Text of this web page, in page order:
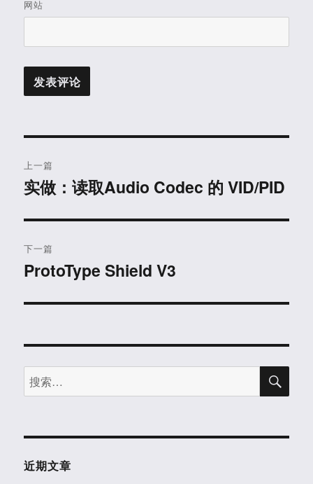
网站
章
航
上一篇
上
文
章：
实做：读取Audio Codec 的 VID/PID
下一篇
下
文
ProtoType Shield V3
搜
索：
搜
近期文章